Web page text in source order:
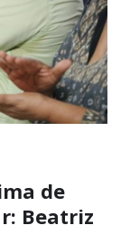
de
Beatriz